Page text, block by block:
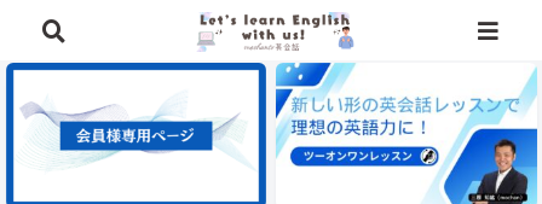
⭐️英語学習に役立つ、豪華特典を無料でプレゼント中⭐️